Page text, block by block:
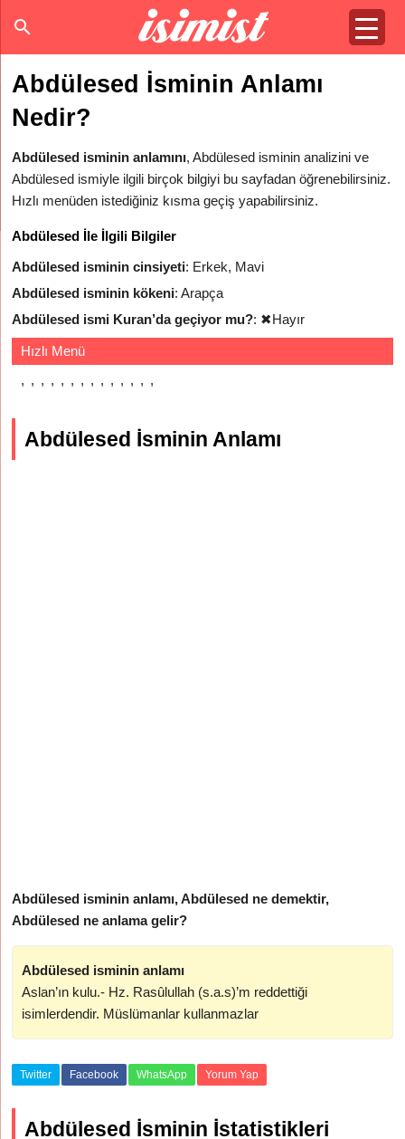
Abdülesed İsminin Anlamı
Nedir?
Abdülesed isminin anlamını, Abdülesed isminin analizini ve
Abdülesed ismiyle ilgili birçok bilgiyi bu sayfadan öğrenebilirsiniz.
Hızlı menüden istediğiniz kısma geçiş yapabilirsiniz.
Abdülesed İle İlgili Bilgiler
Abdülesed isminin cinsiyeti: Erkek, Mavi
Abdülesed isminin kökeni: Arapça
Abdülesed ismi Kuran’da geçiyor mu?: ✖Hayır
Hızlı Menü
Abdülesed İsminin Anlamı
Abdülesed isminin anlamı, Abdülesed ne demektir,
Abdülesed ne anlama gelir?
Abdülesed isminin anlamı
Aslan’ın kulu.- Hz. Rasûlullah (s.a.s)’m reddettiği
isimlerdendir. Müslümanlar kullanmazlar
Twitter Facebook WhatsApp Yorum Yap
Abdülesed İsminin İstatistikleri